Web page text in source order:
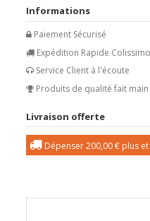
Informations
Paiement Sécurisé
Expédition Rapide
Service Client à l'écoute
Produits de qualité fait main
Livraison offerte
Dépenser200,00 € plus